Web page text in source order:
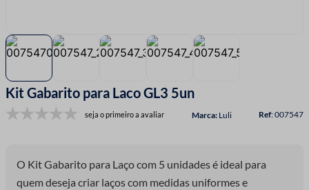
Kit Gabarito para Laco GL3 5un
seja o primeiro a avaliar Luli :007547
O Kit Gabarito para Laço com 5 unidades é ideal para
quem deseja criar laços com medidas uniformes e